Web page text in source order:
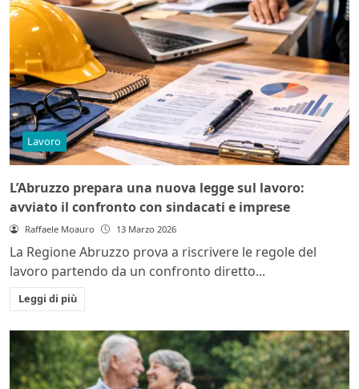
Lavoro
L’Abruzzo prepara una nuova legge sul lavoro:
avviato il confronto con sindacati e imprese
Raffaele Moauro 13 Marzo 2026
La Regione Abruzzo prova a riscrivere le regole del
lavoro partendo da un confronto diretto...
Leggi di più